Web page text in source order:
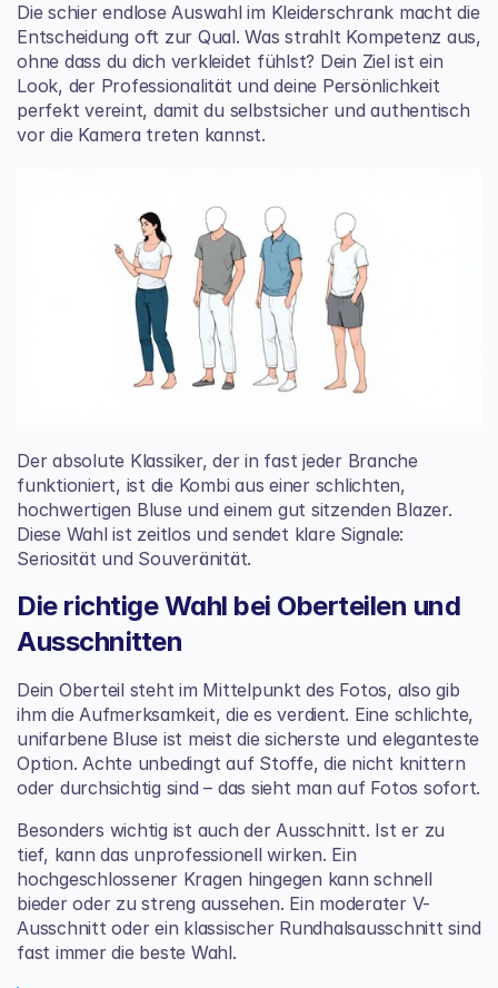
Die schier endlose Auswahl im Kleiderschrank macht die
Entscheidung oft zur Qual. Was strahlt Kompetenz aus,
ohne dass du dich verkleidet fühlst? Dein Ziel ist ein
Look, der Professionalität und deine Persönlichkeit
perfekt vereint, damit du selbstsicher und authentisch
vor die Kamera treten kannst.
Der absolute Klassiker, der in fast jeder Branche
funktioniert, ist die Kombi aus einer schlichten,
hochwertigen Bluse und einem gut sitzenden Blazer.
Diese Wahl ist zeitlos und sendet klare Signale:
Seriosität und Souveränität.
Die richtige Wahl bei Oberteilen und
Ausschnitten
Dein Oberteil steht im Mittelpunkt des Fotos, also gib
ihm die Aufmerksamkeit, die es verdient. Eine schlichte,
unifarbene Bluse ist meist die sicherste und eleganteste
Option. Achte unbedingt auf Stoffe, die nicht knittern
oder durchsichtig sind – das sieht man auf Fotos sofort.
Besonders wichtig ist auch der Ausschnitt. Ist er zu
tief, kann das unprofessionell wirken. Ein
hochgeschlossener Kragen hingegen kann schnell
bieder oder zu streng aussehen. Ein moderater V-
Ausschnitt oder ein klassischer Rundhalsausschnitt sind
fast immer die beste Wahl.